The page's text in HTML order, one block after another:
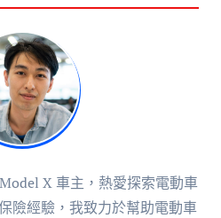
X 車主，熱愛探索電動車
險經驗，我致力於幫助電動車